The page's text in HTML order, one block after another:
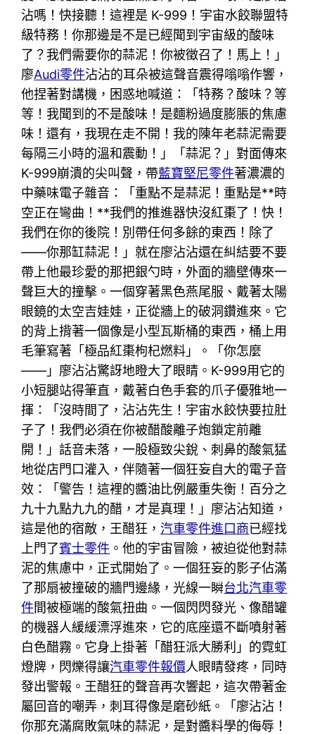
沾嗎！快接聽！這裡是 K-999！宇宙水餃聯盟特
級特務！你那邊是不是已經聞到宇宙級的酸味
了？我們需要你的蒜泥！你被徵召了！馬上！」
廖Audi零件沾沾的耳朵被這聲音震得嗡嗡作響，
他捏著對講機，困惑地喊道：「特務？酸味？等
等！我聞到的不是酸味！是麵粉過度膨脹的焦慮
味！還有，我現在走不開！我的陳年老蒜泥需要
每隔三小時的溫和震動！」「蒜泥？」對面傳來
K-999崩潰的尖叫聲，帶藍寶堅尼零件著濃濃的
中藥味電子雜音：「重點不是蒜泥！重點是**時
空正在彎曲！**我們的推進器快沒紅棗了！快！
我們在你的後院！別帶任何多餘的東西！除了
——你那缸蒜泥！」就在廖沾沾還在糾結要不要
帶上他最珍愛的那把銀勺時，外面的牆壁傳來一
聲巨大的撞擊。一個穿著黑色燕尾服、戴著太陽
眼鏡的太空吉娃娃，正從牆上的破洞鑽進來。它
的背上揹著一個像是小型瓦斯桶的東西，桶上用
毛筆寫著「極品紅棗枸杞燃料」。「你怎麼
——」廖沾沾驚訝地瞪大了眼睛。K-999用它的
小短腿站得筆直，戴著白色手套的爪子優雅地一
揮：「沒時間了，沾沾先生！宇宙水餃快要拉肚
子了！我們必須在你被醋酸離子炮鎖定前離
開！」話音未落，一股極致尖銳、刺鼻的酸氣猛
地從店門口灌入，伴隨著一個狂妄自大的電子音
效：「警告！這裡的醬油比例嚴重失衡！百分之
九十九點九九的醋，才是真理！」廖沾沾知道，
這是他的宿敵，王醋狂，汽車零件進口商已經找
上門了賓士零件 。他的宇宙冒險，被迫從他對蒜
泥的焦慮中，正式開始了。一個狂妄的影子佔滿
了那扇被撞破的牆門邊緣，光線一瞬台北汽車零
件間被極端的酸氣扭曲。一個閃閃發光、像醋罐
的機器人緩緩漂浮進來，它的底座還不斷噴射著
白色醋霧。它身上掛著「醋狂派大勝利」的霓虹
燈牌，閃爍得讓汽車零件報價人眼睛發疼，同時
發出警報。王醋狂的聲音再次響起，這次帶著金
屬回音的嘲弄，刺耳得像是磨砂紙。「廖沾沾！
你那充滿腐敗氣味的蒜泥，是對醬料學的侮辱！